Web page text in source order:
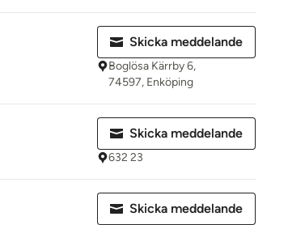
Skicka meddelande
Boglösa Kärrby 6,
74597, Enköping
Skicka meddelande
632 23
Skicka meddelande